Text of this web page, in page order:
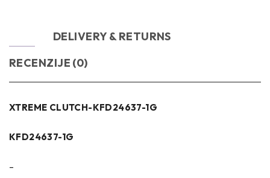
DELIVERY & RETURNS
RECENZIJE (0)
XTREME CLUTCH-KFD24637-1G
KFD24637-1G
–